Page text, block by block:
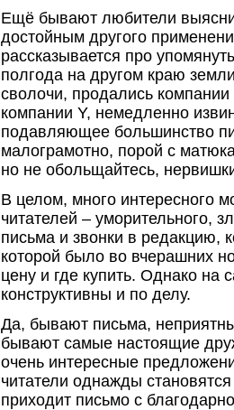
Ещё бывают любители
достойным другого
рассказывается про
полгода на другом краю
сволочи, продались
компании Y, немедленно
подавляющее большинство
малограмотно, порой с
но не обольщайтесь,
В целом, много интересного
читателей – уморительного,
письма и звонки в редакцию,
которой было во вчерашних
цену и где купить. Однако
конструктивны и по делу.
Да, бывают письма,
бывают самые настоящие
очень интересные
читатели однажды
приходит письмо с